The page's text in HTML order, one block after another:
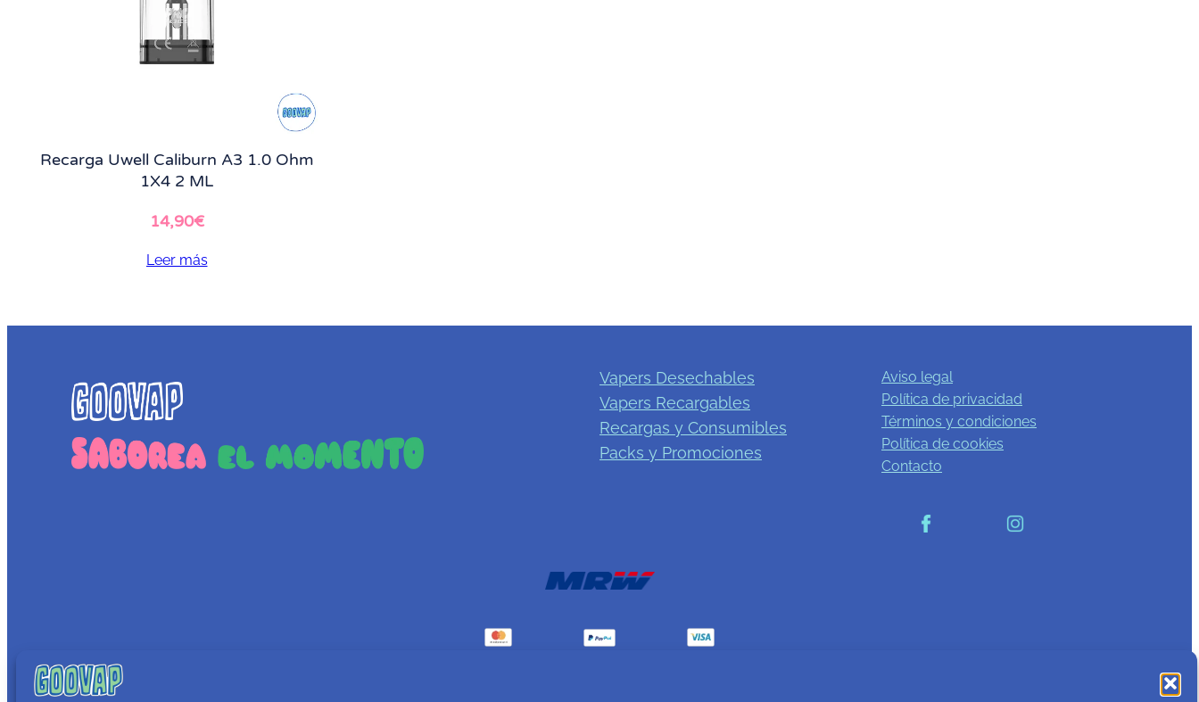
Recarga Uwell Caliburn A3 1.0 Ohm
1X4 2 ML
14,90€
Leer más
Vapers Desechables
Vapers Recargables
Recargas y Consumibles
Packs y Promociones
Aviso legal
Política de privacidad
Términos y condiciones
Política de cookies
Contacto